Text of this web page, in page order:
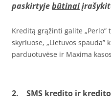
paskirtyjebūtinai
Kreditą grąžinti galite „Perlo”
skyriuose, „Lietuvos spauda”
parduotuvėse ir Maxima
2. SMS kredito ir